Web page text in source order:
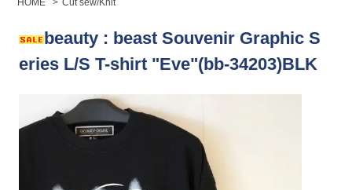
HOME
> Cut sew/Knit
beauty : beast Souvenir Graphic S
eries L/S T-shirt "Eve"(bb-34203)BLK